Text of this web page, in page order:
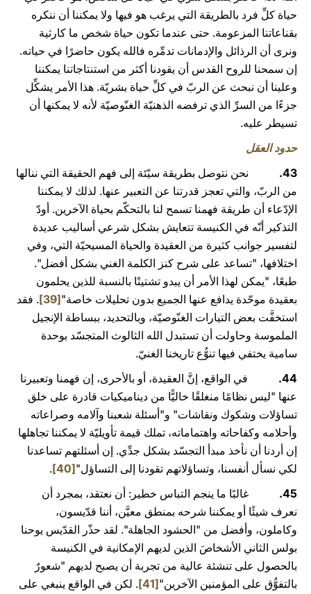
حياة كلِّ فرد بالطريقة التي يرغب هو فيها ولا يمكننا أن ننكره
بقناعاتنا المزعومة. حتى عندما تكون حياة شخص ما كارثية
ونرى أن الرذائل والإدمانات تدمِّره فالله يكون حاضرًا في حياته.
إن سمحنا للروح القدس أن يقودنا أكثر من استنتاجاتنا يمكننا
وعلينا أن نبحث عن الربّ في كلِّ حياة بشريّة. هذا الأمر يشكِّل
جزءًا من السرِّ الذي ترفضه الذهنيّة الغنّوصيّة لأنه لا يمكنها أن
تسيطر عليه.
حدود العقل
43.
نحن نتوصل بطريقة سيّئة إلى فهم الحقيقة التي ننالها
من الربّ، والتي تعجز قدرتنا عن التعبير عنها. لذلك لا يمكننا
الإدّعاء أن طريقة فهمنا تسمح لنا بالتحكّم بحياة الآخرين. أودّ
التذكير أنّه في الكنيسة تتعايش بشكل شرعي أساليب عديدة
لتفسير جوانب كثيرة من العقيدة والحياة المسيحيّة التي، وفي
اختلافها، "تساعد على شرح كنز الكلمة الغني بشكل أفضل".
طبعًا، "يمكن لهذا الأمر أن يبدو تشتيتًا بالنسبة للذين يحلمون
بعقيدة موحّدة يدافع عنها الجميع بدون تحليلات خاصة"[39]
. فقد
استخفَّت بعض التيارات الغنّوصيّة، وبالتحديد، ببساطة الإنجيل
الملموسة وحاولت أن تستبدل الله الثالوث المتجسّد بوحدة
سامية يختفي فيها تنوُّع تاريخنا الغنيّ.
44.
في الواقع، إنَّ العقيدة، أو بالأحرى، إن فهمنا وتعبيرنا
عنها "ليس نظامًا منغلقًا خاليًّا من ديناميكيات قادرة على خلق
تساؤلات وشكوك ونقاشات" و"أسئلة شعبنا وآلامه وصراعاته
وأحلامه وكفاحاته واهتماماته، تملك قيمة تأويليّة لا يمكننا تجاهلها
إن أردنا أن نأخذ مبدأ التجسّد بشكل جدِّي. إن أسئلتهم تساعدنا
لكي نسأل أنفسنا، وتساؤلاتهم تقودنا إلى التساؤل"[40]
.
45.
غالبًا ما ينجم التباس خطير: أن نعتقد، بمجرد أن
نعرف شيئًا أو يمكننا شرحه بمنطق معيَّن، أننا قدّيسون،
وكاملون، وأفضل من "الحشود الجاهلة". لقد حذّر القدّيس يوحنا
بولس الثاني الأشخاصَ الذين لديهم الإمكانية في الكنيسة
بالحصول على تنشئة عالية من تجربة أن يصبح لديهم "شعورٌ
بالتفوُّق على المؤمنين الآخرين"[41]
. لكن في الواقع ينبغي على